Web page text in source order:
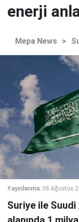
enerji
Mepa News >
Yayınlanma: 08 Ağustos
Suriye ile